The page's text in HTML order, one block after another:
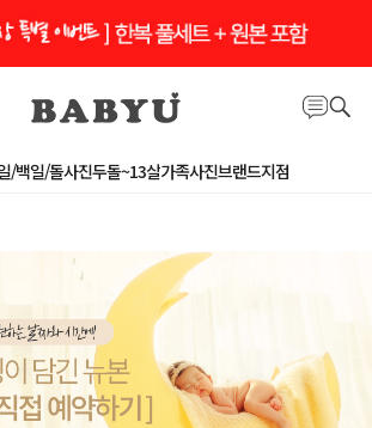
/백일/돌사진두돌~13살가족사진브랜드지점